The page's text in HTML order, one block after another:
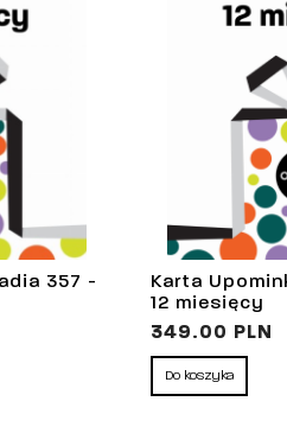
357 -
Karta
12 miesięcy
349.00 PLN
Do koszyka